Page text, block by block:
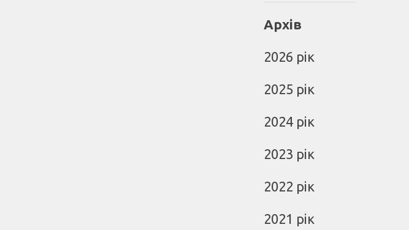
Архів
2026 рік
2025 рік
2024 рік
2023 рік
2022 рік
2021 рік